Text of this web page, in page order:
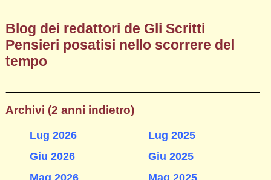
Blog dei redattori de Gli Scritti
Pensieri posatisi nello scorrere del
tempo
Archivi (2 anni indietro)
Lug 2026
Giu 2026
Mag 2026
Lug 2025
Giu 2025
Mag 2025